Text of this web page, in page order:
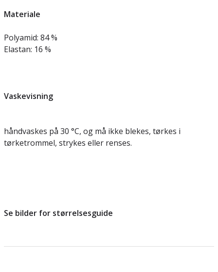
Materiale
Polyamid: 84 %
Elastan: 16 %
Vaskevisning
håndvaskes på 30 °C, og må ikke blekes, tørkes i
tørketrommel, strykes eller renses.
Se bilder for størrelsesguide